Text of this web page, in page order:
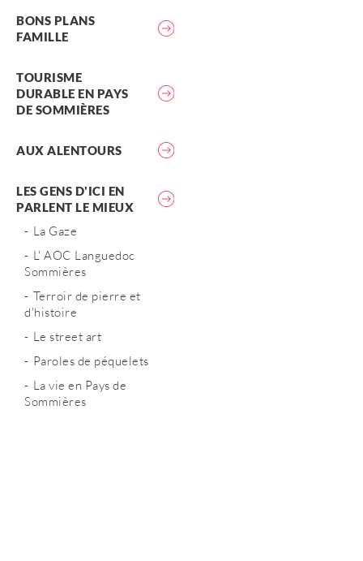
BONS PLANS
FAMILLE
TOURISME
DURABLE EN PAYS
DE SOMMIÈRES
AUX ALENTOURS
LES GENS D'ICI EN
PARLENT LE MIEUX
La Gaze
L' AOC Languedoc
Sommières
Terroir de pierre et
d'histoire
Le street art
Paroles de péquelets
La vie en Pays de
Sommières